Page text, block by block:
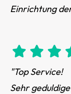
Einrichtung
"Top Service!
Sehr